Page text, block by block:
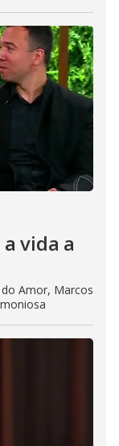
vida a
Amor, Marcos